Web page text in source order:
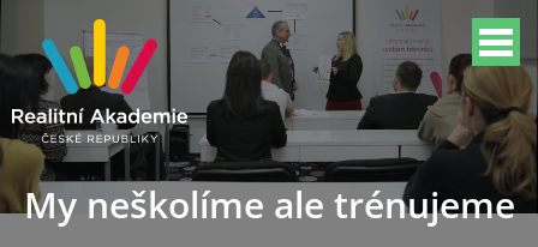
My neškolíme ale trénujeme